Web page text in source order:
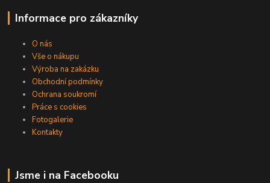
Informace pro zákazníky
O nás
Vše o nákupu
Výroba na zakázku
Obchodní podmínky
Ochrana soukromí
Práce s cookies
Fotogalerie
Kontakty
Jsme i na Facebooku